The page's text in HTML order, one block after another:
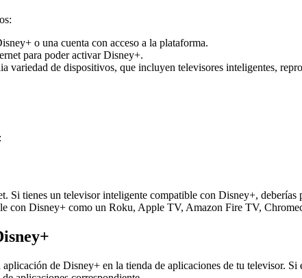
o una cuenta con acceso a la plataforma.
para poder activar Disney+.
variedad de dispositivos, que incluyen televisores inteligentes,
Si tienes un televisor inteligente compatible con Disney+,
con Disney+ como un Roku, Apple TV, Amazon Fire TV,
de Disney+ en la tienda de aplicaciones de tu televisor.